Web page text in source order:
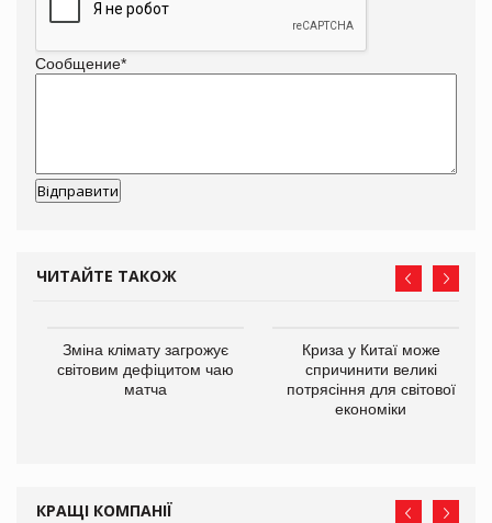
Сообщение*
ЧИТАЙТЕ ТАКОЖ
Зміна клімату загрожує
світовим дефіцитом чаю
матча
Криза у Китаї може
спричинити великі
потрясіння для світової
економіки
КРАЩІ КОМПАНІЇ